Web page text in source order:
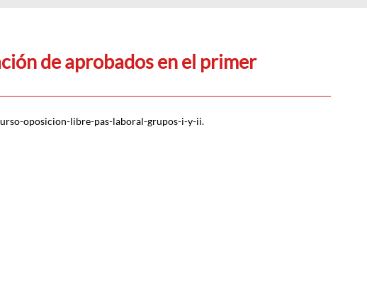
de aprobados en el primer
oposicion-libre-pas-laboral-grupos-i-y-ii.